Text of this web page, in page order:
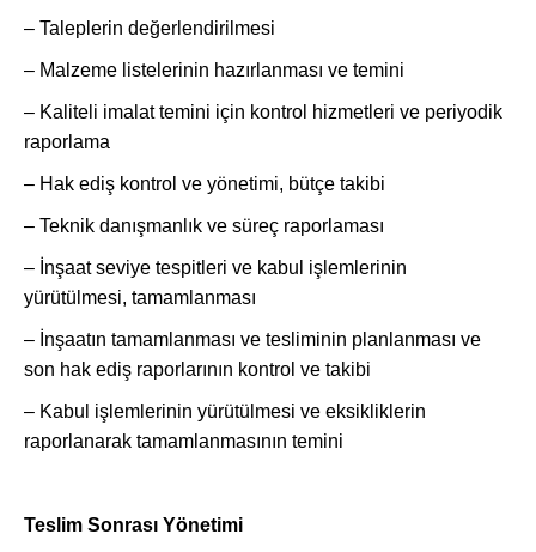
– Taleplerin değerlendirilmesi
– Malzeme listelerinin hazırlanması ve temini
– Kaliteli imalat temini için kontrol hizmetleri ve periyodik
raporlama
– Hak ediş kontrol ve yönetimi, bütçe takibi
– Teknik danışmanlık ve süreç raporlaması
– İnşaat seviye tespitleri ve kabul işlemlerinin
yürütülmesi, tamamlanması
– İnşaatın tamamlanması ve tesliminin planlanması ve
son hak ediş raporlarının kontrol ve takibi
– Kabul işlemlerinin yürütülmesi ve eksikliklerin
raporlanarak tamamlanmasının temini
Teslim Sonrası Yönetimi